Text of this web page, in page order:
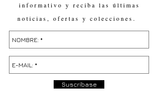
informativo y reciba las últimas
noticias, ofertas y colecciones.
Suscríbase